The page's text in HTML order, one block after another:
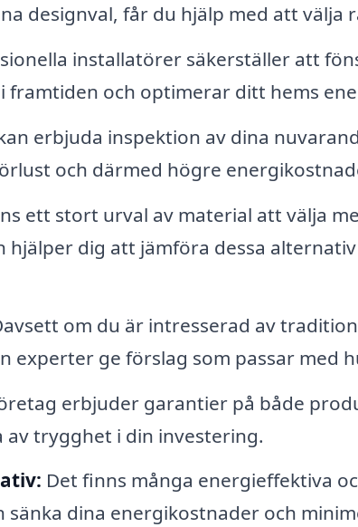
designval, får du hjälp med att välja
installatörer säkerställer att
framtiden och optimerar ditt hems
erbjuda inspektion av dina
och därmed högre
ett stort urval av material att välja
hjälper dig att jämföra dessa
om du är intresserad av
experter ge förslag som passar med
erbjuder garantier på både
av trygghet i din investering.
Det finns många energieffektiva
sänka dina energikostnader och